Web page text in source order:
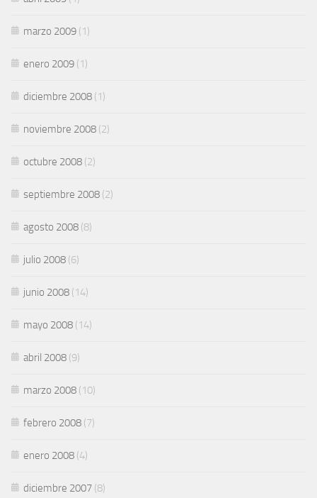
marzo 2009 (1)
enero 2009 (1)
diciembre 2008 (1)
noviembre 2008 (2)
octubre 2008 (2)
septiembre 2008 (2)
agosto 2008 (8)
julio 2008 (6)
junio 2008 (14)
mayo 2008 (14)
abril 2008 (9)
marzo 2008 (10)
febrero 2008 (7)
enero 2008 (4)
diciembre 2007 (8)